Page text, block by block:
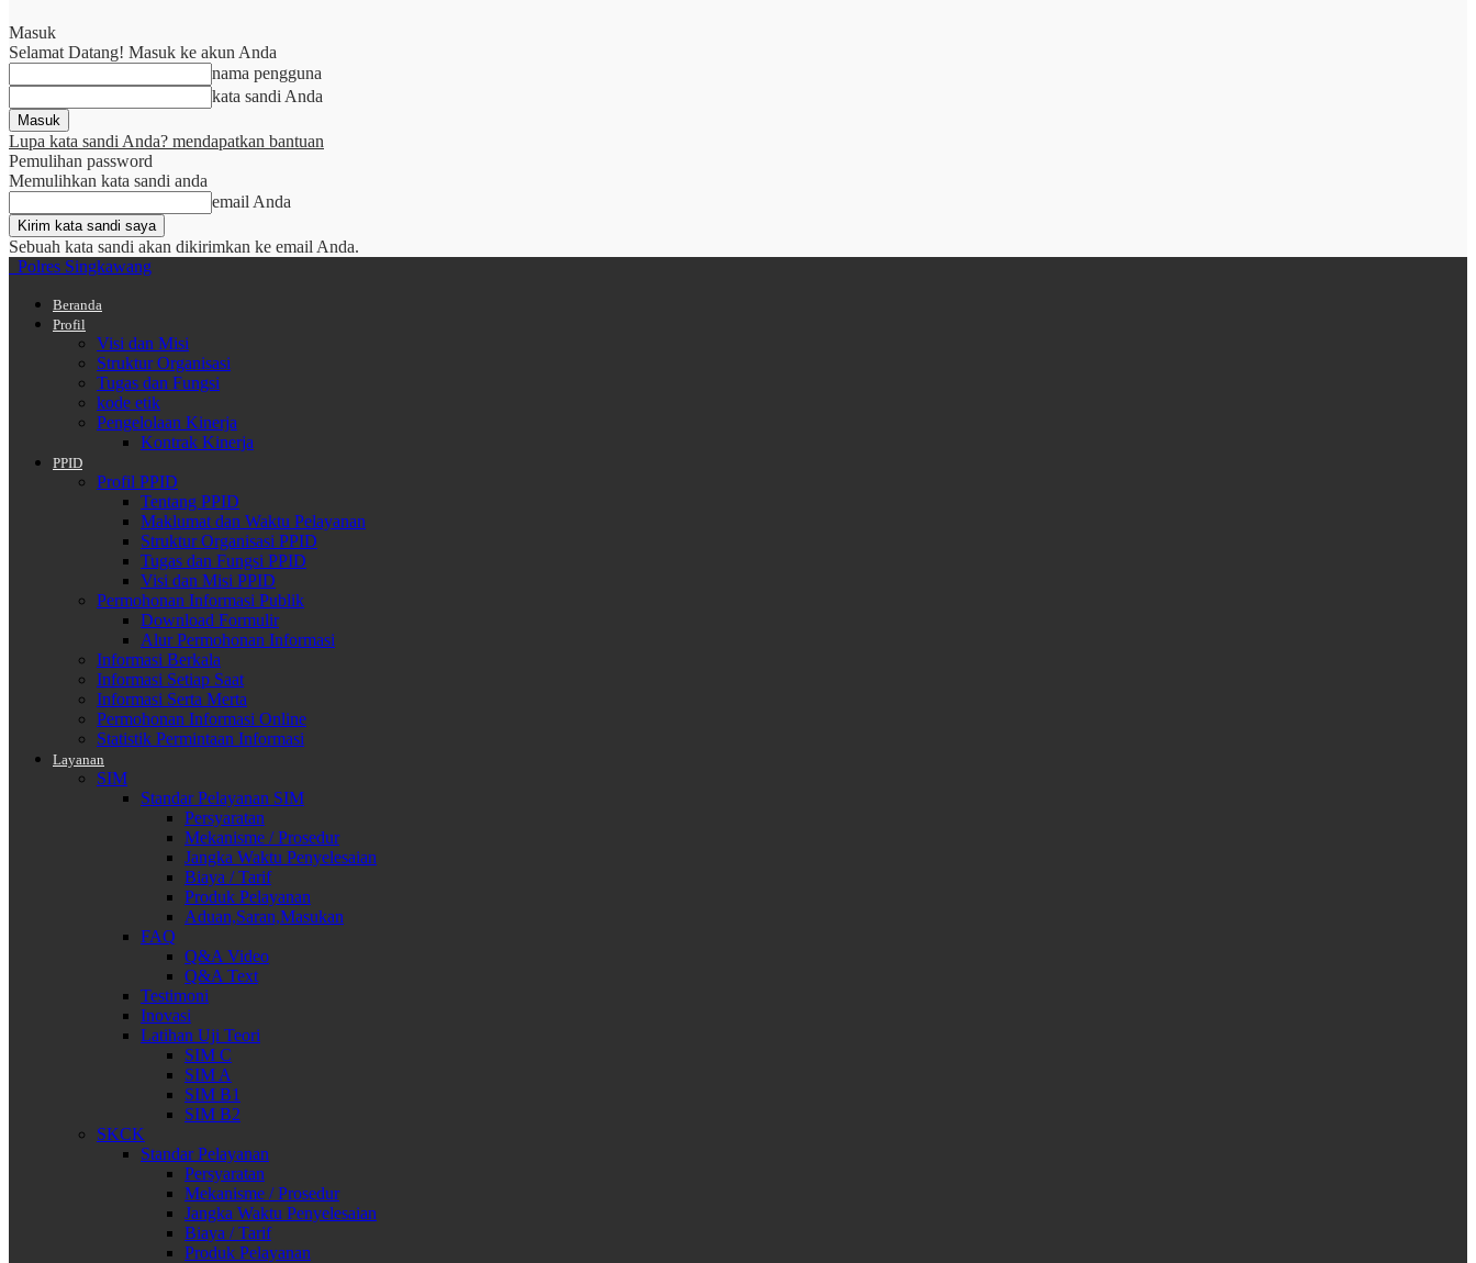
Masuk
Selamat Datang! Masuk ke akun Anda
nama pengguna
kata sandi Anda
Lupa kata sandi Anda? mendapatkan bantuan
Pemulihan password
Memulihkan kata sandi anda
email Anda
Sebuah kata sandi akan dikirimkan ke email Anda.
Polres Singkawang
Beranda
Profil
Visi dan Misi
Struktur Organisasi
Tugas dan Fungsi
kode etik
Pengelolaan Kinerja
Kontrak Kinerja
PPID
Profil PPID
Tentang PPID
Maklumat dan Waktu Pelayanan
Struktur Organisasi PPID
Tugas dan Fungsi PPID
Visi dan Misi PPID
Permohonan Informasi Publik
Download Formulir
Alur Permohonan Informasi
Informasi Berkala
Informasi Setiap Saat
Informasi Serta Merta
Permohonan Informasi Online
Statistik Permintaan Informasi
Layanan
SIM
Standar Pelayanan SIM
Persyaratan
Mekanisme / Prosedur
Jangka Waktu Penyelesaian
Biaya / Tarif
Produk Pelayanan
Aduan,Saran,Masukan
FAQ
Q&A Video
Q&A Text
Testimoni
Inovasi
Latihan Uji Teori
SIM C
SIM A
SIM B1
SIM B2
SKCK
Standar Pelayanan
Persyaratan
Mekanisme / Prosedur
Jangka Waktu Penyelesaian
Biaya / Tarif
Produk Pelayanan